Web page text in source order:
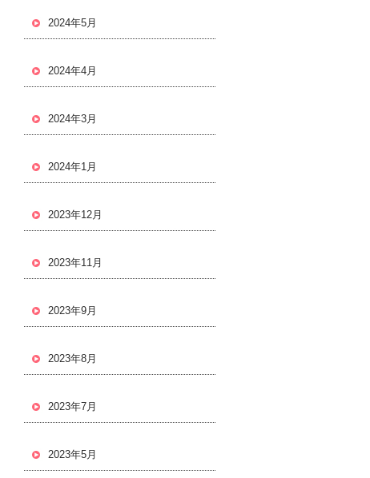
2024年5月
2024年4月
2024年3月
2024年1月
2023年12月
2023年11月
2023年9月
2023年8月
2023年7月
2023年5月